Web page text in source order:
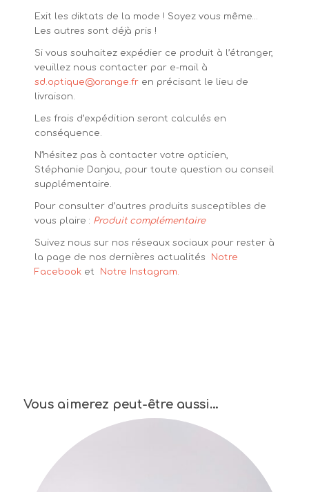
Exit les diktats de la mode ! Soyez vous même…
Les autres sont déjà pris !
Si vous souhaitez expédier ce produit à l’étranger,
veuillez nous contacter par e-mail à
sd.optique@orange.fren précisant le lieu de
livraison.
Les frais d’expédition seront calculés en
conséquence.
N’hésitez pas à contacter votre opticien,
Stéphanie Danjou, pour toute question ou conseil
supplémentaire.
Pour consulter d’autres produits susceptibles de
vous plaire : Produit complémentaire
Suivez nous sur nos réseaux sociaux pour rester à
la page de nos dernières actualités
Notre
Facebooket Notre Instagram.
Vous aimerez peut-être aussi…